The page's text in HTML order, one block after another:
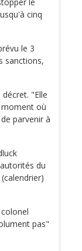
cinq
le 3
sanctions,
"Elle
où
parvenir à
du
pas"